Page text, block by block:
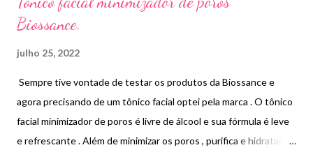
Biossance.
julho 25, 2022
Sempre tive vontade de testar os produtos da Biossance e
agora precisando de um tônico facial optei pela marca . O tônico
facial minimizador de poros é livre de álcool e sua fórmula é leve
e refrescante . Além de minimizar os poros , purifica e hidratada a